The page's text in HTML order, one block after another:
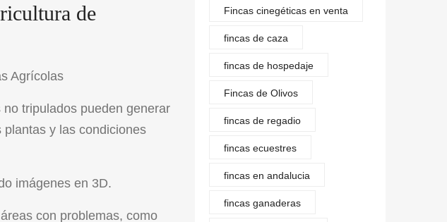
de
Agrícolas
tripulados pueden generar
y las condiciones
imágenes en 3D.
con problemas, como
Fincas cinegéticas en venta
fincas de caza
fincas de hospedaje
Fincas de Olivos
fincas de regadio
fincas ecuestres
fincas en andalucia
fincas ganaderas